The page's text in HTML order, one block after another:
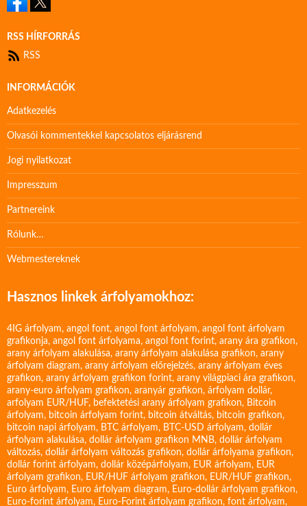
RSS HÍRFORRÁS
RSS
INFORMÁCIÓK
Adatkezelés
Olvasói kommentekkel kapcsolatos eljárásrend
Jogi nyilatkozat
Impresszum
Partnereink
Rólunk…
Webmestereknek
Hasznos linkek árfolyamokhoz:
4IG árfolyam, angol font, angol font árfolyam, angol font árfolyam
grafikonja, angol font árfolyama, angol font forint, arany ára grafikon,
arany árfolyam alakulása, arany árfolyam alakulása grafikon, arany
árfolyam diagram, arany árfolyam előrejelzés, arany árfolyam éves
grafikon, arany árfolyam grafikon forint, arany világpiaci ára grafikon,
arany-euro árfolyam grafikon, aranyár grafikon, árfolyam dollár,
arfolyam EUR/HUF, befektetési arany árfolyam grafikon, Bitcoin
árfolyam, bitcoin árfolyam forint, bitcoin átváltás, bitcoin grafikon,
bitcoin napi árfolyam, BTC árfolyam, BTC-USD árfolyam, dollár
árfolyam alakulása, dollár árfolyam grafikon MNB, dollár árfolyam
változás, dollár árfolyam változás grafikon, dollár árfolyama grafikon,
dollár forint árfolyam, dollár középárfolyam, EUR árfolyam, EUR
árfolyam grafikon, EUR/HUF árfolyam grafikon, EUR/HUF grafikon,
Euro árfolyam, Euro árfolyam diagram, Euro-dollár árfolyam grafikon,
Euro-forint árfolyam, Euro-Forint árfolyam grafikon, font árfolyam,